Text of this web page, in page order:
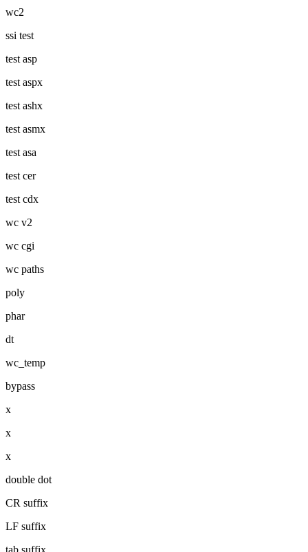
wc2
ssi test
test asp
test aspx
test ashx
test asmx
test asa
test cer
test cdx
wc v2
wc cgi
wc paths
poly
phar
dt
wc_temp
bypass
x
x
x
double dot
CR suffix
LF suffix
tab suffix